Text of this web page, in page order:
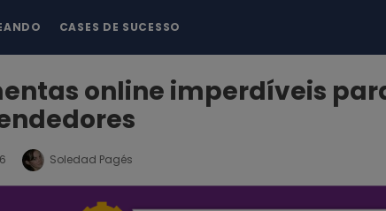
CASES DE SUCESSO
online imperdíveis
Soledad Pagés